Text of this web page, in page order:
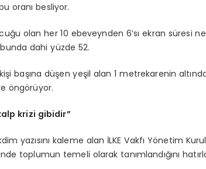
oranı besliyor.
olan her 10 ebeveynden 6’sı ekran süresi
dahi yüzde 52.
başına düşen yeşil alan 1 metrekarenin
öngörüyor.
krizi gibidir”
yazısını kaleme alan İLKE Vakfı Yönetim
toplumun temeli olarak tanımlandığını